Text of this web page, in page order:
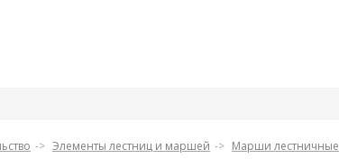
Элементы лестниц и маршей Марши лестничные